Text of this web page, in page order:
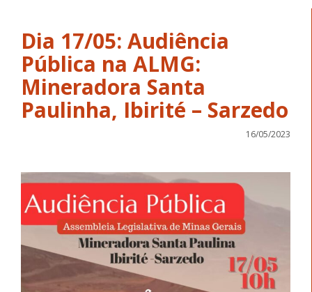
Dia 17/05: Audiência
Pública na ALMG:
Mineradora Santa
Paulinha, Ibirité – Sarzedo
16/05/2023